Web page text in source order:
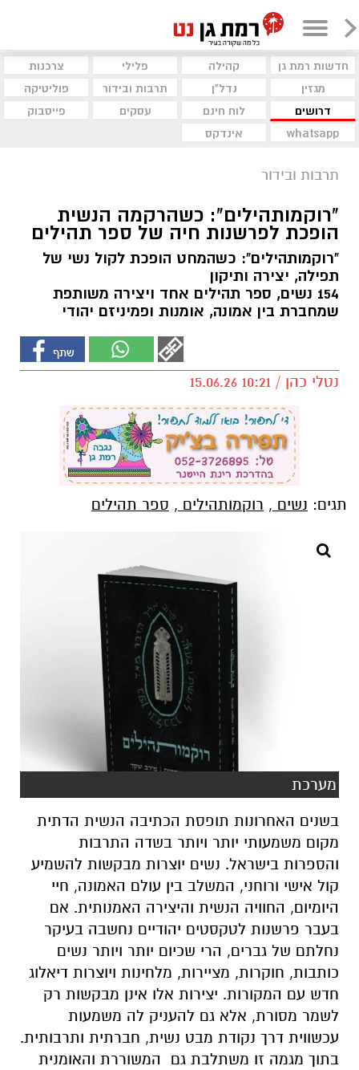
חדשות רמת גן קהילה פלילי
צרכנות
מגזין
נדל"ן תרבות ובידור
פוליטיקה
דרושים
לוח חינם עסקים
פייסבוק
whatsapp
אינדקס
תרבות ובידור
"רוקמותהילים": כשהרקמה הנשית
הופכת לפרשנות חיה של ספר תהילים
"רוקמותהילים": כשהמחט הופכת לקול נשי של
תפילה, יצירה ותיקון
154 נשים, ספר תהילים אחד ויצירה משותפת
שמחברת בין אמונה, אומנות ופמיניזם יהודי
נטלי כהן / 10:21 15.06.26
תגים: נשים , רוקמותהילים , ספר תהילים
מערכת
בשנים האחרונות תופסת הכתיבה הנשית הדתית
מקום משמעותי יותר ויותר בשדה התרבות
והספרות בישראל. נשים יוצרות מבקשות להשמיע
קול אישי ורוחני, המשלב בין עולם האמונה, חיי
היומיום, החוויה הנשית והיצירה האמנותית. אם
בעבר פרשנות לטקסטים יהודיים נחשבה בעיקר
נחלתם של גברים, הרי שכיום יותר ויותר נשים
כותבות, חוקרות, מציירות, מלחינות ויוצרות דיאלוג
חדש עם המקורות. יצירות אלו אינן מבקשות רק
לשמר מסורת, אלא גם להעניק לה משמעות
עכשווית דרך נקודת מבט נשית, חברתית ותרבותית.
בתוך מגמה זו משתלבת גם המשוררת והאומנית